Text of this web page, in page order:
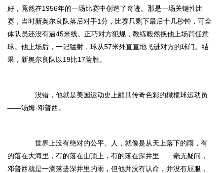
好，竟然在1956年的一场比赛中创造了奇迹。那是一场关键性比
赛，当时新奥尔良队落后对手1分，比赛只剩下最后十几秒钟，可全
体队员还没有過45米线。正巧对方犯规，教练毅然换他上场罚任意
球。他上场后，一记猛射，球从57米外直直地飞进对方的球门。结
果，新奥尔良队以19比17险胜。
没错，他就是美国运动史上颇具传奇色彩的橄榄球运动员
——汤姆·邓普西。
世界上没有绝对的公平。人，就像是从天上落下的雨，有
的落在大海里，有的落在山顶上，有的落在深井里……毫无疑问，
邓普西就是一滴落进深井里的雨，但他并没有认命，并没有屈服，